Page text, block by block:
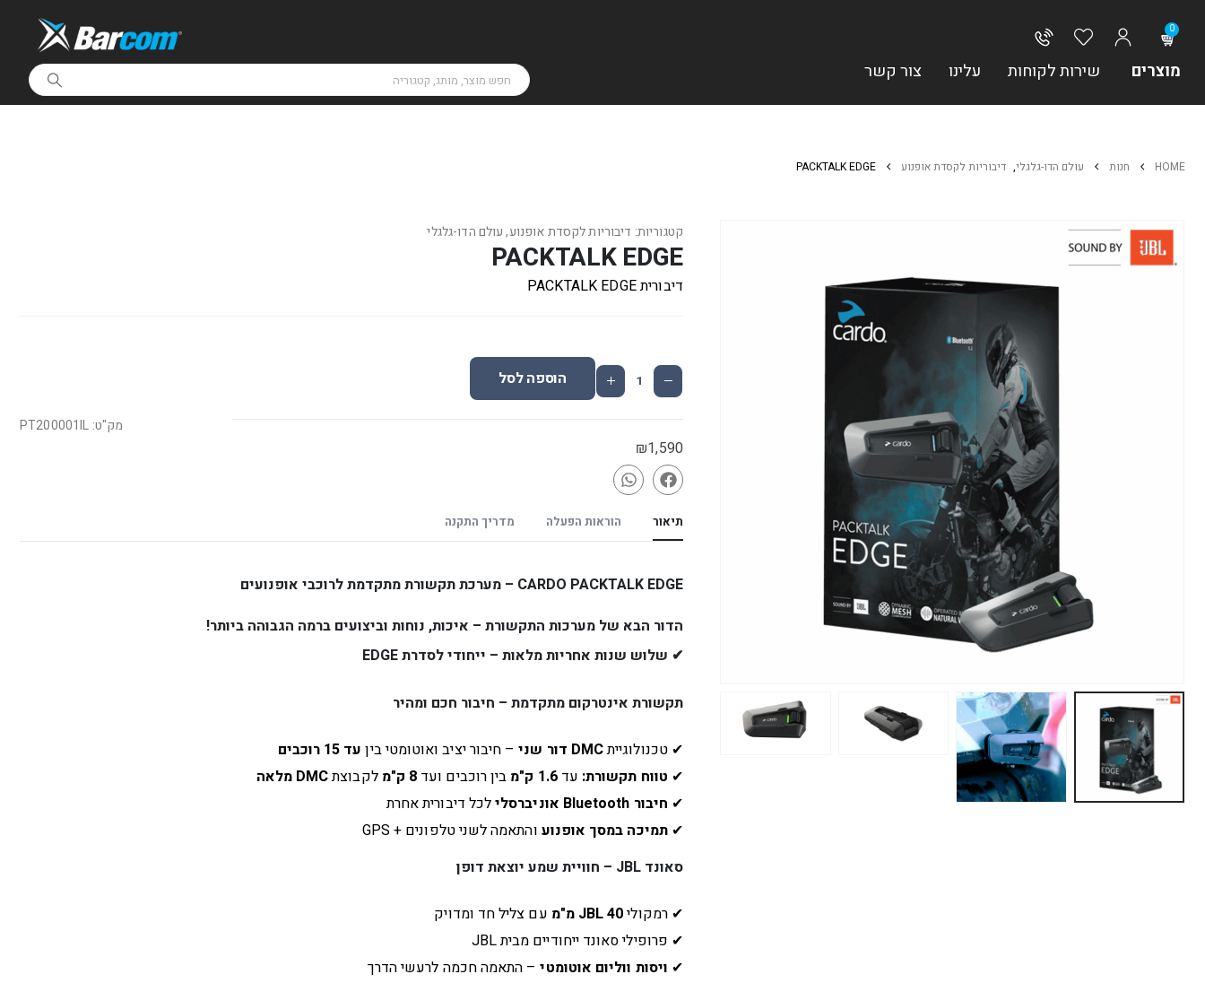
0
מוצרים שירות לקוחות עלינו צור קשר
HOME חנות עולם הדו-גלגלי, דיבוריות לקסדת אופנוע PACKTALK EDGE
קטגוריות: דיבוריות לקסדת אופנוע,עולם הדו-גלגלי
PACKTALK EDGE
דיבוריתPACKTALK EDGE
₪1,590
מק"ט: PT200001IL
הוספה לסל
תיאור הוראות הפעלה מדריך התקנה
CARDO PACKTALK EDGE – מערכת תקשורת מתקדמת לרוכבי אופנועים
הדור הבא של מערכות התקשורת – איכות, נוחות וביצועים ברמה הגבוהה ביותר!
✔ שלוש שנות אחריות מלאות – ייחודי לסדרת EDGE
תקשורת אינטרקום מתקדמת – חיבור חכם ומהיר
✔ טכנולוגייתDMC דור שני – חיבור יציב ואוטומטי בין עד 15 רוכבים
✔ טווח תקשורת: עד1.6 ק"מ בין רוכבים ועד 8 ק"מ לקבוצתDMC מלאה
✔ חיבור Bluetooth אוניברסלי
לכל דיבורית אחרת
✔תמיכה במסך אופנוע והתאמה לשני טלפונים + GPS
סאונד JBL – חוויית שמע יוצאת דופן
✔ רמקוליJBL 40 מ"מ
עם צליל חד ומדויק
✔ פרופילי סאונד ייחודיים מבית JBL
✔ ויסות ווליום אוטומטי– התאמה חכמה לרעשי הדרך